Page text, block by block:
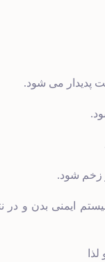
پدیدار می شود.
زخم شود.
ایمنی بدن و در